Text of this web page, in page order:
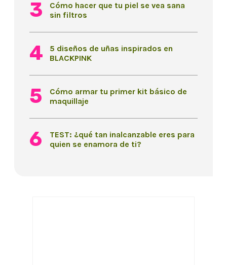
Cómo hacer que tu piel se vea sana
sin filtros
5 diseños de uñas inspirados en
BLACKPINK
Cómo armar tu primer kit básico de
maquillaje
TEST: ¿qué tan inalcanzable eres para
quien se enamora de ti?